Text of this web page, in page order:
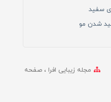
سفید
شدن مو
مجله زیبایی افرا
صفحه